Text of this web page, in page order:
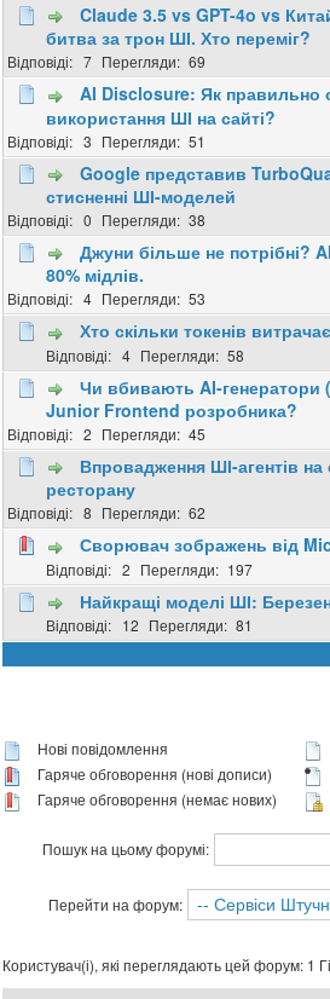
Claude 3.5 vs GPT-4o vs
битва за трон ШІ. Хто переміг?
7 69
AI Disclosure: Як правильно
використання ШІ на сайті?
3 51
Google представив
стисненні ШІ-моделей
0 38
Джуни більше не потрібні?
80% мідлів.
4 53
Хто скільки токенів
4 58
Чи вбивають AI-генератори
Junior Frontend розробника?
2 45
Впровадження ШІ-агентів
ресторану
8 62
Сворювач зображень від
2 197
Найкращі моделі ШІ:
12 81
Нові повідомлення
Гаряче обговорення (нові дописи)
Гаряче обговорення (немає нових)
Пошук на цьому форумі:
Перейти на форум:
Користувач(і), які переглядають цей форум: 1